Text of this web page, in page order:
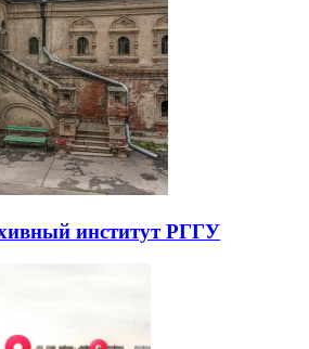
институт РГГУ